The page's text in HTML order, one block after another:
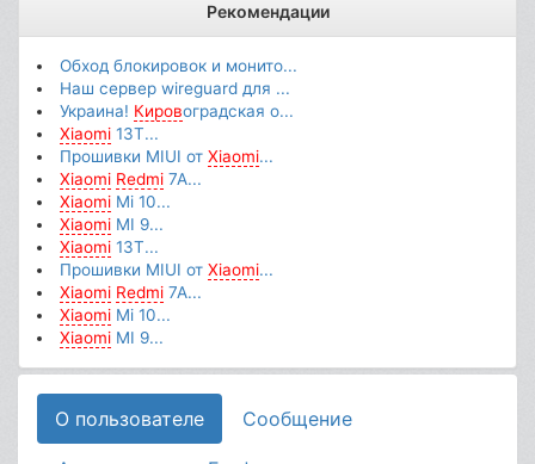
Рекомендации
Обход блокировок и монито...
Наш сервер wireguard для ...
Украина! Кировоградская о...
Xiaomi 13T...
Прошивки MIUI отXiaomi...
Xiaomi Redmi 7A...
Xiaomi Mi 10...
Xiaomi MI 9...
Xiaomi 13T...
Прошивки MIUI отXiaomi...
Xiaomi Redmi 7A...
Xiaomi Mi 10...
Xiaomi MI 9...
О пользователе Сообщение